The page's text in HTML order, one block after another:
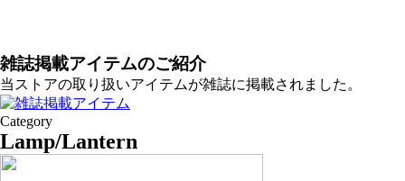
雑誌掲載アイテムのご紹介
当ストアの取り扱いアイテムが雑誌に掲載されました。
Category
Lamp/Lantern